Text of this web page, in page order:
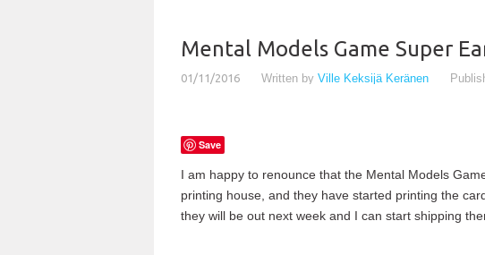
Mental Models Game Super
01/11/2016 Written by Ville Keksijä Keränen
Save
I am happy to renounce that the Mental Models
printing house, and they have started printing the
they will be out next week and I can start shipping